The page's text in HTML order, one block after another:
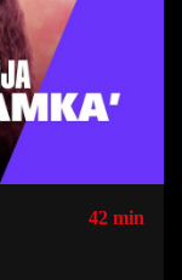
42 min